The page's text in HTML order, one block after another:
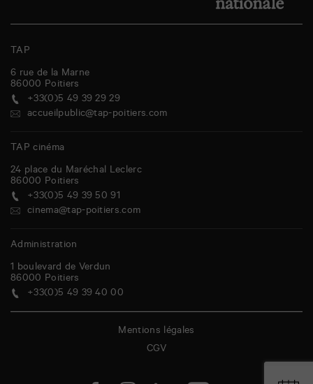
TAP
6 rue de la Marne
86000 Poitiers
+33(0)5 49 39 29 29
accueilpublic@tap-poitiers.com
TAP cinéma
24 place du Maréchal Leclerc
86000 Poitiers
+33(0)5 49 39 50 91
cinema@tap-poitiers.com
Administration
1 boulevard de Verdun
86000 Poitiers
+33(0)5 49 39 40 00
Mentions légales
CGV